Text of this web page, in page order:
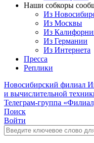
Наши собкоры
Из
Из Москвы
Из
Из Германии
Из Интернета
Пресса
Реплики
Новосибирский филиал
и вычислительной
Телеграм-группа
Поиск
Войти